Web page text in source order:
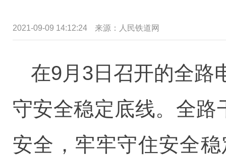
2021-09-09 14:12:24 来源：人民铁道网
在9月3日召开的全路
守安全稳定底线。全路
安全，牢牢守住安全